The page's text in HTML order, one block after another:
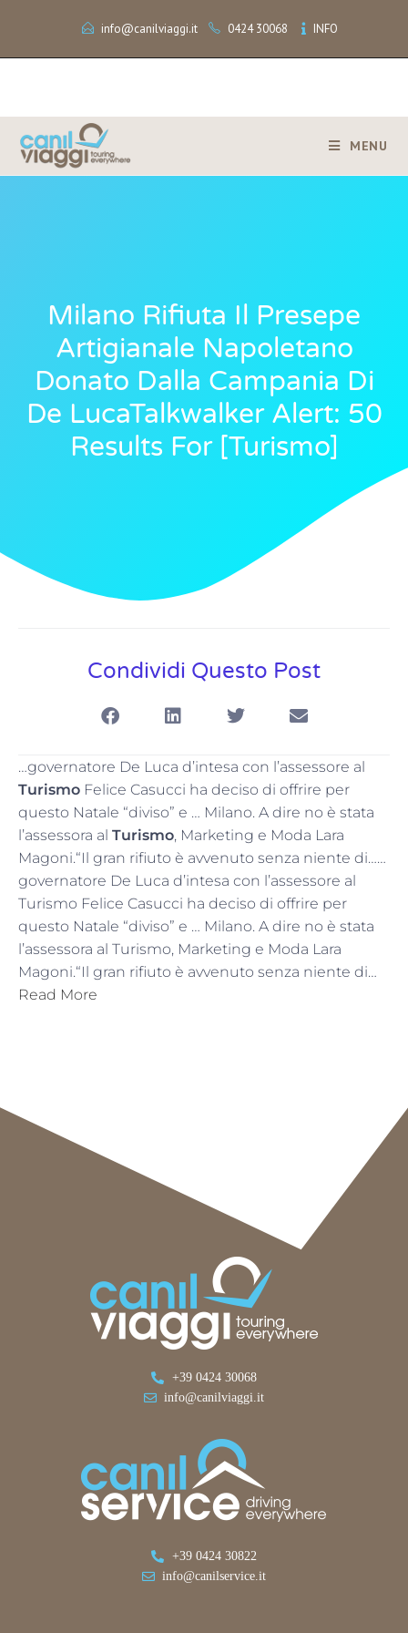
info@canilviaggi.it 0424 30068 INFO
MENU
Milano Rifiuta Il Presepe
Artigianale Napoletano
Donato Dalla Campania Di
De LucaTalkwalker Alert: 50
Results For [turismo]
Condividi Questo Post
…governatore De Luca d’intesa con l’assessore al
Turismo Felice Casucci ha deciso di offrire per
questo Natale “diviso” e … Milano. A dire no è stata
l’assessora al Turismo, Marketing e Moda Lara
Magoni.“Il gran rifiuto è avvenuto senza niente di……
governatore De Luca d’intesa con l’assessore al
Turismo Felice Casucci ha deciso di offrire per
questo Natale “diviso” e … Milano. A dire no è stata
l’assessora al Turismo, Marketing e Moda Lara
Magoni.“Il gran rifiuto è avvenuto senza niente di…
Read More
+39 0424 30068
info@canilviaggi.it
+39 0424 30822
info@canilservice.it